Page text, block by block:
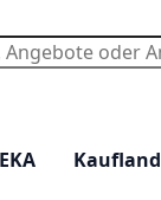
Kaufland